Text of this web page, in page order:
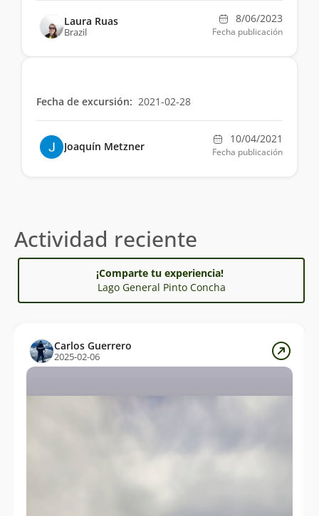
Laura Ruas
Brazil
8/06/2023
Fecha publicación
Fecha de excursión: 2021-02-28
Joaquín Metzner
10/04/2021
Fecha publicación
Actividad reciente
¡Comparte tu experiencia!
Lago General Pinto Concha
Carlos Guerrero
2025-02-06